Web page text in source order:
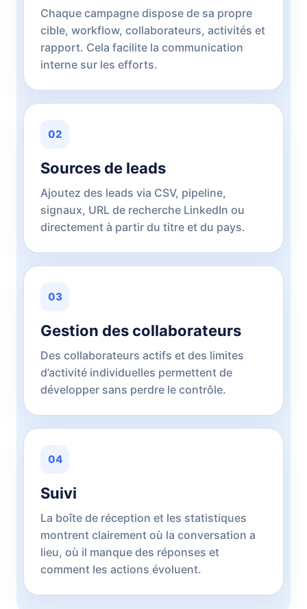
Chaque campagne dispose de sa propre
cible, workflow, collaborateurs, activités et
rapport. Cela facilite la communication
interne sur les efforts.
02
Sources de leads
Ajoutez des leads via CSV, pipeline,
signaux, URL de recherche LinkedIn ou
directement à partir du titre et du pays.
03
Gestion des collaborateurs
Des collaborateurs actifs et des limites
d’activité individuelles permettent de
développer sans perdre le contrôle.
04
Suivi
La boîte de réception et les statistiques
montrent clairement où la conversation a
lieu, où il manque des réponses et
comment les actions évoluent.